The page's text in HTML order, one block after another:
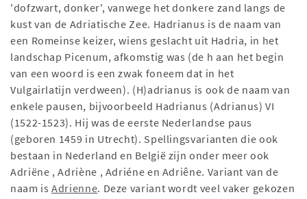
'dofzwart, donker', vanwege het donkere zand langs de
kust van de Adriatische Zee. Hadrianus is de naam van
een Romeinse keizer, wiens geslacht uit Hadria, in het
landschap Picenum, afkomstig was (de h aan het begin
van een woord is een zwak foneem dat in het
Vulgairlatijn verdween). (H)adrianus is ook de naam van
enkele pausen, bijvoorbeeld Hadrianus (Adrianus) VI
(1522-1523). Hij was de eerste Nederlandse paus
(geboren 1459 in Utrecht). Spellingsvarianten die ook
bestaan in Nederland en België zijn onder meer ook
Adriëne , Adriène , Adriéne en Adriêne. Variant van de
naam isAdrienne. Deze variant wordt veel vaker gekozen